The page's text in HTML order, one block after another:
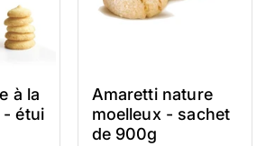
à la
- étui
Amaretti nature
moelleux - sachet
de 900g